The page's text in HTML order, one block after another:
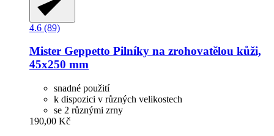
4.6 (89)
Mister Geppetto Pilníky na zrohovatělou kůži,
45x250 mm
snadné použití
k dispozici v různých velikostech
se 2 různými zrny
190,00 Kč